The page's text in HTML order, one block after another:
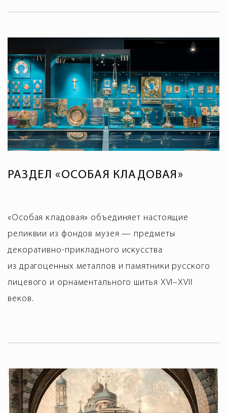
РАЗДЕЛ «ОСОБАЯ КЛАДОВАЯ»
«Особая кладовая» объединяет настоящие
реликвии из фондов музея — предметы
декоративно-прикладного искусства
из драгоценных металлов и памятники русского
лицевого и орнаментального шитья XVI–XVII
веков.